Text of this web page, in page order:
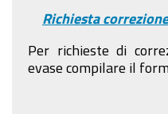
Richiesta
Per richieste di
evase compilare il